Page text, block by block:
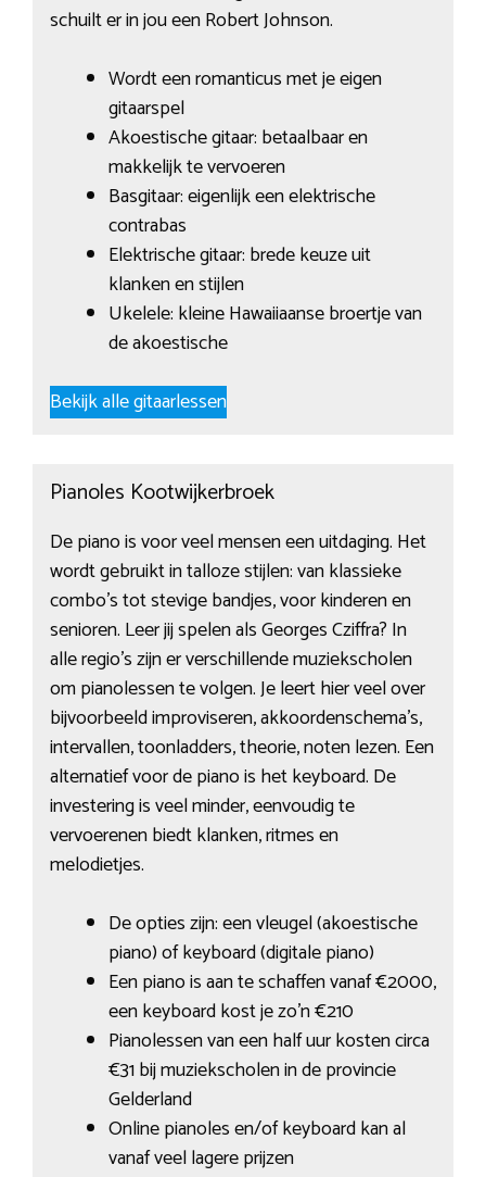
schuilt er in jou een Robert Johnson.
Wordt een romanticus met je eigen
gitaarspel
Akoestische gitaar: betaalbaar en
makkelijk te vervoeren
Basgitaar: eigenlijk een elektrische
contrabas
Elektrische gitaar: brede keuze uit
klanken en stijlen
Ukelele: kleine Hawaiiaanse broertje van
de akoestische
Bekijk alle gitaarlessen
Pianoles Kootwijkerbroek
De piano is voor veel mensen een uitdaging. Het
wordt gebruikt in talloze stijlen: van klassieke
combo’s tot stevige bandjes, voor kinderen en
senioren. Leer jij spelen als Georges Cziffra? In
alle regio’s zijn er verschillende muziekscholen
om pianolessen te volgen. Je leert hier veel over
bijvoorbeeld improviseren, akkoordenschema’s,
intervallen, toonladders, theorie, noten lezen. Een
alternatief voor de piano is het keyboard. De
investering is veel minder, eenvoudig te
vervoerenen biedt klanken, ritmes en
melodietjes.
De opties zijn: een vleugel (akoestische
piano) of keyboard (digitale piano)
Een piano is aan te schaffen vanaf €2000,
een keyboard kost je zo’n €210
Pianolessen van een half uur kosten circa
€31 bij muziekscholen in de provincie
Gelderland
Online pianoles en/of keyboard kan al
vanaf veel lagere prijzen